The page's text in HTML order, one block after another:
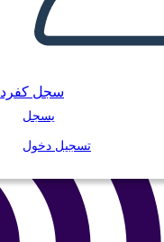
سجل كفرد
يسجل
تسجيل دخول